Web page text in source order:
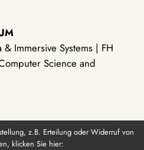
Immersive Systems | FH
Science and
z.B. Erteilung oder Widerruf von
klicken Sie hier: